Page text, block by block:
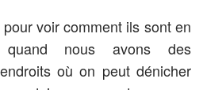
voir comment ils sont en
nous avons des
où on peut dénicher